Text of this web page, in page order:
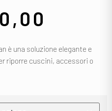
è una soluzione elegante e
riporre cuscini, accessori o